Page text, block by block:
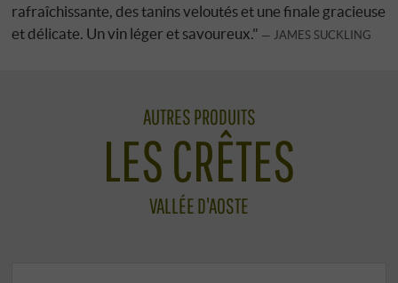
rafraîchissante, des tanins veloutés et une finale gracieuse
et délicate. Un vin léger et savoureux."
JAMES SUCKLING
AUTRES PRODUITS
LES CRÊTES
VALLÉE D'AOSTE